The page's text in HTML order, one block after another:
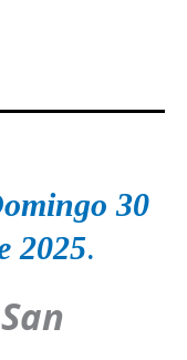
30
2025.